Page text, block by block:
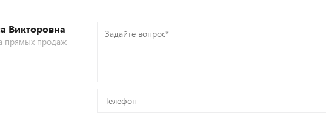
Викторовна
прямых продаж
Задайте
Телефон